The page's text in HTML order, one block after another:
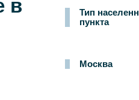
в
Тип
пункта
Москва